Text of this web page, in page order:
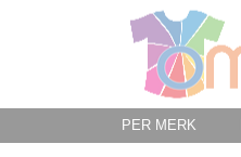
PER MERK